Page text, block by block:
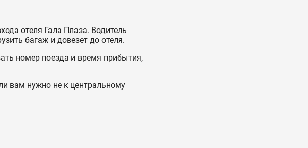
отеля Гала Плаза. Водитель
багаж и довезет до отеля.
номер поезда и время прибытия,
вам нужно не к центральному